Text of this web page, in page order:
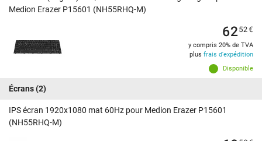
Medion Erazer P15601 (NH55RHQ-M)
Disponible
6252€
y compris 20% de TVA
plus frais d'expédition
Écrans(2)
IPS écran 1920x1080 mat 60Hz pour Medion Erazer P15601
(NH55RHQ-M)